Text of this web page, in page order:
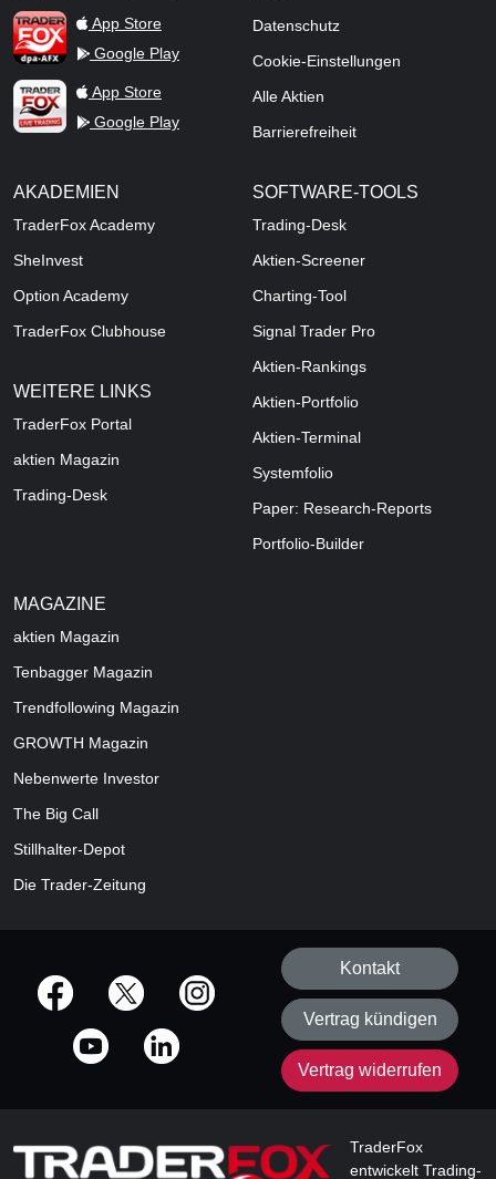
TraderFox dpa-AFX ProFeed
App Store
Google Play
TraderFox Live Trading
App Store
Google Play
Datenschutz
Cookie-Einstellungen
Alle Aktien
Barrierefreiheit
AKADEMIEN
TraderFox Academy
SheInvest
Option Academy
TraderFox Clubhouse
WEITERE LINKS
TraderFox Portal
aktien Magazin
Trading-Desk
SOFTWARE-TOOLS
Trading-Desk
Aktien-Screener
Charting-Tool
Signal Trader Pro
Aktien-Rankings
Aktien-Portfolio
Aktien-Terminal
Systemfolio
Paper: Research-Reports
Portfolio-Builder
MAGAZINE
aktien Magazin
Tenbagger Magazin
Trendfollowing Magazin
GROWTH Magazin
Nebenwerte Investor
The Big Call
Stillhalter-Depot
Die Trader-Zeitung
offizielle Social Media-Accounts
Kontakt
Vertrag kündigen
Vertrag widerrufen
TraderFox
entwickelt Trading-